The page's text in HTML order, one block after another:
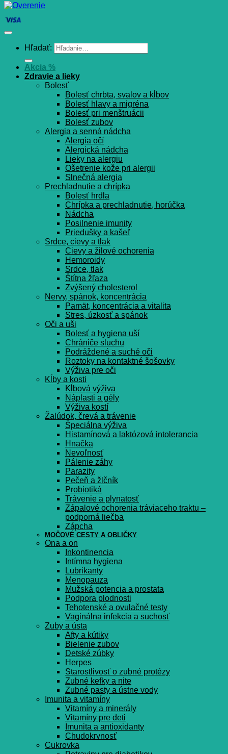
Hľadať:
Akcia %
Zdravie a lieky
Bolesť
Bolesť chrbta, svalov a kĺbov
Bolesť hlavy a migréna
Bolesť pri menštruácii
Bolesť zubov
Alergia a senná nádcha
Alergia očí
Alergická nádcha
Lieky na alergiu
Ošetrenie kože pri alergii
Slnečná alergia
Prechladnutie a chrípka
Bolesť hrdla
Chrípka a prechladnutie, horúčka
Nádcha
Posilnenie imunity
Priedušky a kašeľ
Srdce, cievy a tlak
Cievy a žilové ochorenia
Hemoroidy
Srdce, tlak
Štítna žľaza
Zvýšený cholesterol
Nervy, spánok, koncentrácia
Pamät, koncentrácia a vitalita
Stres, úzkosť a spánok
Oči a uši
Bolesť a hygiena uší
Chrániče sluchu
Podráždené a suché oči
Roztoky na kontaktné šošovky
Výživa pre oči
Kĺby a kosti
Kĺbová výživa
Náplasti a gély
Výživa kostí
Žalúdok, črevá a trávenie
Špeciálna výživa
Histamínová a laktózová intolerancia
Hnačka
Nevoľnosť
Pálenie záhy
Parazity
Pečeň a žlčník
Probiotiká
Trávenie a plynatosť
Zápalové ochorenia tráviaceho traktu –
podporná liečba
Zápcha
MOČOVÉ CESTY A OBLIČKY
Ona a on
Inkontinencia
Intímna hygiena
Lubrikanty
Menopauza
Mužská potencia a prostata
Podpora plodnosti
Tehotenské a ovulačné testy
Vaginálna infekcia a suchosť
Zuby a ústa
Afty a kútiky
Bielenie zubov
Detské zúbky
Herpes
Starostlivosť o zubné protézy
Zubné kefky a nite
Zubné pasty a ústne vody
Imunita a vitamíny
Vitamíny a minerály
Vitamíny pre deti
Imunita a antioxidanty
Chudokrvnosť
Cukrovka